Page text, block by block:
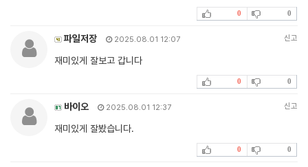
0 0
파일저장 2025.08.01 12:07 신고
재미있게 잘보고 갑니다
0 0
바이오 2025.08.01 12:37 신고
재미있게 잘봤습니다.
0 0